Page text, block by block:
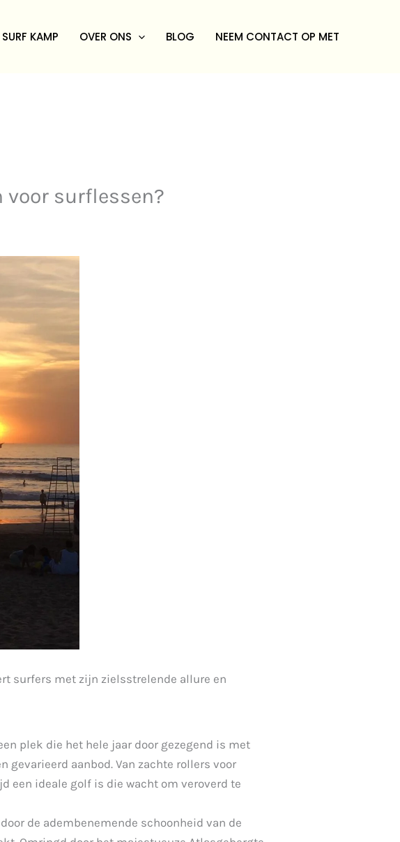
SURF KAMP OVER ONS BLOG NEEM CONTACT OP MET
voor surflessen?
surfers met zijn zielsstrelende allure en
plek die het hele jaar door gezegend is met
aanbod. Van zachte rollers voor
een ideale golf is die wacht om veroverd te
de adembenemende schoonheid van de